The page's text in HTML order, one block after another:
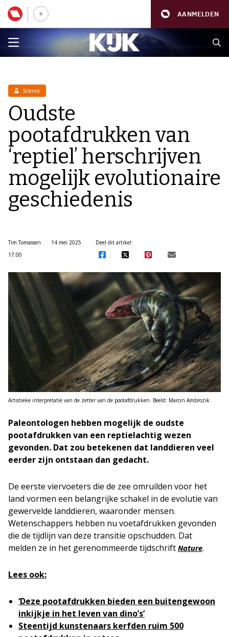
AANMELDEN
Science
Oudste
pootafdrukken van
‘reptiel’ herschrijven
mogelijk evolutionaire
geschiedenis
Tim Tomassen
14 mei 2025
17:00
Deel dit artikel:
Artistieke interpretatie van de zetter van de pootafdrukken. Beeld: Marcin Ambrozik.
Paleontologen hebben mogelijk de oudste
pootafdrukken van een reptielachtig wezen
gevonden. Dat zou betekenen dat landdieren veel
eerder zijn ontstaan dan gedacht.
De eerste viervoeters die de zee omruilden voor het
land vormen een belangrijke schakel in de evolutie van
gewervelde landdieren, waaronder mensen.
Wetenschappers hebben nu voetafdrukken gevonden
die de tijdlijn van deze transitie opschudden. Dat
melden ze in het gerenommeerde tijdschrift Nature.
Lees ook:
‘Deze pootafdrukken bieden een buitengewoon
inkijkje in het leven van dino’s’
Steentijd kunstenaars kerfden ruim 500